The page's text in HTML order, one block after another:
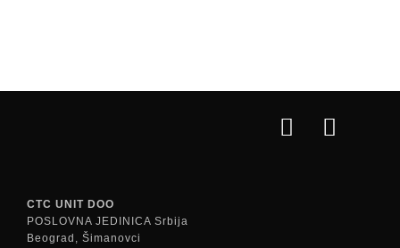
CTC UNIT DOO
POSLOVNA JEDINICA Srbija
Beograd, Šimanovci